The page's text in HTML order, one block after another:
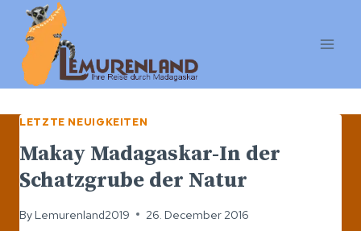
Skip
content
LETZTE NEUIGKEITEN
Makay Madagaskar-In der
Schatzgrube der Natur
By Lemurenland2019 26. December 2016